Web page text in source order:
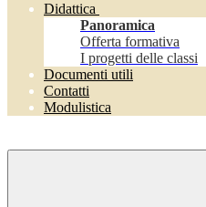
Didattica
Panoramica
Offerta formativa
I progetti delle classi
Documenti utili
Contatti
Modulistica